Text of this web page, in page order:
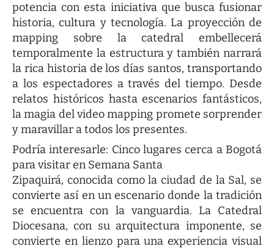
potencia con esta iniciativa que busca fusionar
historia, cultura y tecnología. La proyección de
mapping sobre la catedral embellecerá
temporalmente la estructura y también narrará
la rica historia de los días santos, transportando
a los espectadores a través del tiempo. Desde
relatos históricos hasta escenarios fantásticos,
la magia del video mapping promete sorprender
y maravillar a todos los presentes.
Podría interesarle: Cinco lugares cerca a Bogotá
para visitar en Semana Santa
Zipaquirá, conocida como la ciudad de la Sal, se
convierte así en un escenario donde la tradición
se encuentra con la vanguardia. La Catedral
Diocesana, con su arquitectura imponente, se
convierte en lienzo para una experiencia visual